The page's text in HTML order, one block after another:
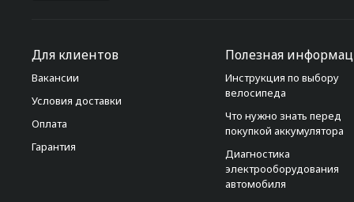
Для клиентов
Вакансии
Условия доставки
Оплата
Гарантия
Полезная
Инструкция по выбору
велосипеда
Что нужно знать перед
покупкой аккумулятора
Диагностика
электрооборудования
автомобиля